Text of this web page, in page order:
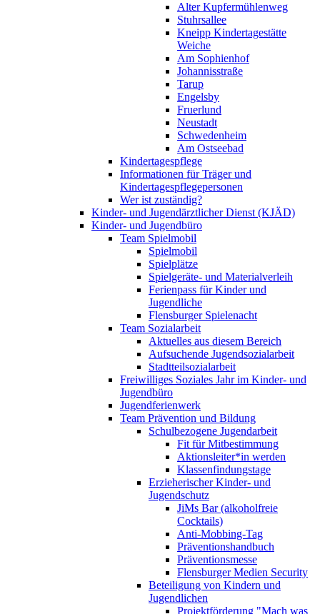
Alter Kupfermühlenweg
Stuhrsallee
Kneipp Kindertagestätte
Weiche
Am Sophienhof
Johannisstraße
Tarup
Engelsby
Fruerlund
Neustadt
Schwedenheim
Am Ostseebad
Kindertagespflege
Informationen für Träger und
Kindertagespflegepersonen
Wer ist zuständig?
Kinder- und Jugendärztlicher Dienst (KJÄD)
Kinder- und Jugendbüro
Team Spielmobil
Spielmobil
Spielplätze
Spielgeräte- und Materialverleih
Ferienpass für Kinder und
Jugendliche
Flensburger Spielenacht
Team Sozialarbeit
Aktuelles aus diesem Bereich
Aufsuchende Jugendsozialarbeit
Stadtteilsozialarbeit
Freiwilliges Soziales Jahr im Kinder- und
Jugendbüro
Jugendferienwerk
Team Prävention und Bildung
Schulbezogene Jugendarbeit
Fit für Mitbestimmung
Aktionsleiter*in werden
Klassenfindungstage
Erzieherischer Kinder- und
Jugendschutz
JiMs Bar (alkoholfreie
Cocktails)
Anti-Mobbing-Tag
Präventionshandbuch
Präventionsmesse
Flensburger Medien Security
Beteiligung von Kindern und
Jugendlichen
Projektförderung "Mach was